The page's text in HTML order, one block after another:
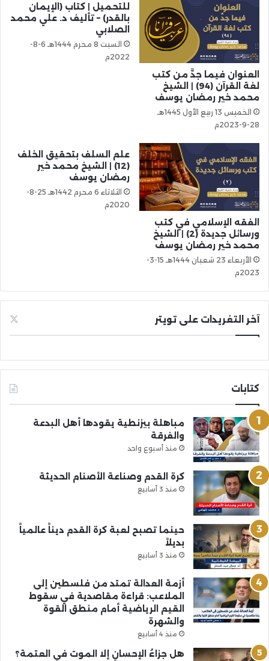
العنوان فيما جدَّ من كتب
لغة القرآن (94) | الشيخ
محمد خير رمضان يوسف
الخميس 13 ربيع الأول 1445هـ
28-9-2023م
للتحميل | كتاب (الإيمان
بالقدر) – تأليف د. علي محمد
الصلابي
السبت 8 محرم 1444هـ 6-8-
2022م
الفقه الإسلامي في كتب
ورسائل جديدة (2) | الشيخ
محمد خير رمضان يوسف
الأربعاء 23 شعبان 1444هـ 15-3-
2023م
علم السلف بتحقيق الخلف
(12) | الشيخ محمد خير
رمضان يوسف
الثلاثاء 6 محرم 1442هـ 25-8-
2020م
آخر التغريدات على تويتر
كتابات
مباهلة بيزنطية يقودها أهل البدعة
والفرقة
منذ أسبوع واحد
كرة القدم وصناعة الأصنام الحديثة
منذ 3 أسابيع
حينما تصبح لعبة كرة القدم ديناً عالمياً
بديلاً
منذ 3 أسابيع
أزمة العدالة تمتد من فلسطين إلى
الملاعب: قراءة مقاصدية في سقوط
القيم الرياضية أمام منطق القوة
والشهرة
منذ 4 أسابيع
هل جزاءُ الإحسانِ إلا الموت في العتمة؟